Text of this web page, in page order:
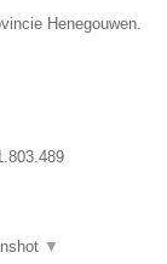
Henegouwen.
▼